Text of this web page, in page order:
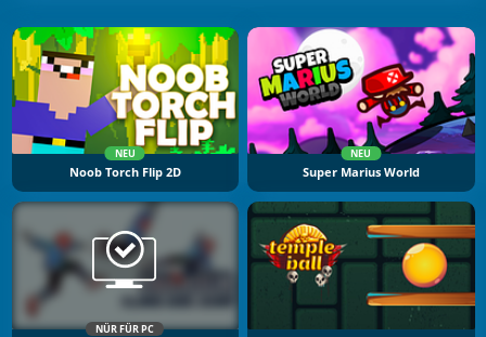
NEU
Noob Torch Flip 2D
NEU
Super Marius World
NÜR FÜR PC